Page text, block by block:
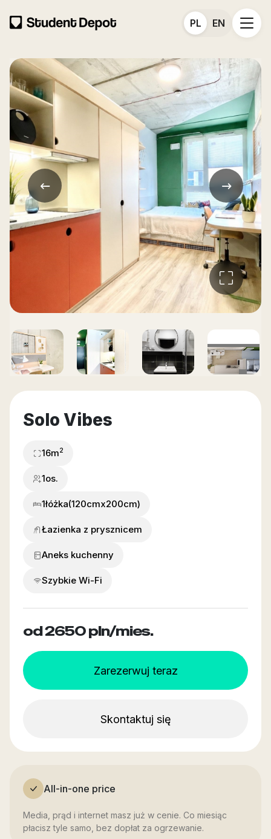
PL EN
Solo Vibes
16m2
1os.
1łóżka(120cmx200cm)
Łazienka z prysznicem
Aneks kuchenny
Szybkie Wi-Fi
od 2650pln/mies.
Zarezerwuj teraz
Skontaktuj się
All-in-one price
Media, prąd i internet masz już w cenie. Co miesiąc
płacisz tyle samo, bez dopłat za ogrzewanie.